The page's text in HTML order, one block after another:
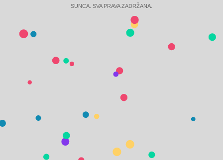
SUNCA. SVA PRAVA ZADRŽANA.